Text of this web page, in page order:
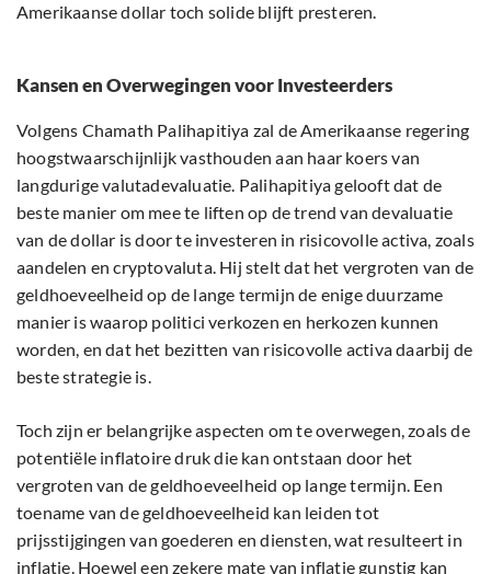
Amerikaanse dollar toch solide blijft presteren.
Kansen en Overwegingen voor Investeerders
Volgens Chamath Palihapitiya zal de Amerikaanse regering
hoogstwaarschijnlijk vasthouden aan haar koers van
langdurige valutadevaluatie. Palihapitiya gelooft dat de
beste manier om mee te liften op de trend van devaluatie
van de dollar is door te investeren in risicovolle activa, zoals
aandelen en cryptovaluta. Hij stelt dat het vergroten van de
geldhoeveelheid op de lange termijn de enige duurzame
manier is waarop politici verkozen en herkozen kunnen
worden, en dat het bezitten van risicovolle activa daarbij de
beste strategie is.
Toch zijn er belangrijke aspecten om te overwegen, zoals de
potentiële inflatoire druk die kan ontstaan door het
vergroten van de geldhoeveelheid op lange termijn. Een
toename van de geldhoeveelheid kan leiden tot
prijsstijgingen van goederen en diensten, wat resulteert in
inflatie. Hoewel een zekere mate van inflatie gunstig kan